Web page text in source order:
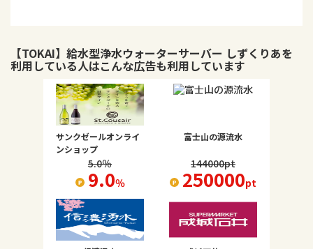
【TOKAI】給水型浄水ウォーターサーバー しずくりあを
利用している人はこんな広告も利用しています
サンクゼールオンライ
ンショップ
5.0％
9.0％
富士山の源流水
144000pt
250000pt